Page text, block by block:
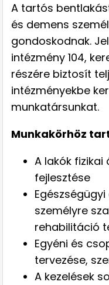
A tartós
és demens
gondoskodnak.
intézmény 104,
részére biztosít
intézményekbe
munkatársunkat.
Munkakörhöz
A lakók
fejlesztése
személyre
rehabilitáció
Egyéni és
tervezése,
A kezelések